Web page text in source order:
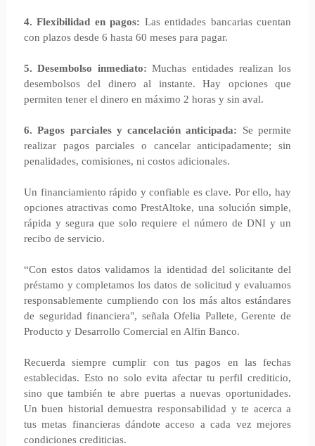
4. Flexibilidad en pagos: Las entidades bancarias cuentan
con plazos desde 6 hasta 60 meses para pagar.
5. Desembolso inmediato: Muchas entidades realizan los
desembolsos del dinero al instante. Hay opciones que
permiten tener el dinero en máximo 2 horas y sin aval.
6. Pagos parciales y cancelación anticipada: Se permite
realizar pagos parciales o cancelar anticipadamente; sin
penalidades, comisiones, ni costos adicionales.
Un financiamiento rápido y confiable es clave. Por ello, hay
opciones atractivas como PrestAltoke, una solución simple,
rápida y segura que solo requiere el número de DNI y un
recibo de servicio.
“Con estos datos validamos la identidad del solicitante del
préstamo y completamos los datos de solicitud y evaluamos
responsablemente cumpliendo con los más altos estándares
de seguridad financiera", señala Ofelia Pallete, Gerente de
Producto y Desarrollo Comercial en Alfin Banco.
Recuerda siempre cumplir con tus pagos en las fechas
establecidas. Esto no solo evita afectar tu perfil crediticio,
sino que también te abre puertas a nuevas oportunidades.
Un buen historial demuestra responsabilidad y te acerca a
tus metas financieras dándote acceso a cada vez mejores
condiciones crediticias.